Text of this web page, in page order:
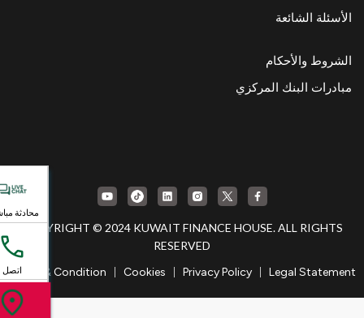
الأسئلة الشائعة
الشروط والأحكام
مبادرات البنك المركزي
COPYRIGHT © 2024 KUWAIT FINANCE HOUSE. ALL RIGHTS
RESERVED
Terms & Condition
| Cookies | Privacy Policy | Legal Statement
محادثة
اتصل